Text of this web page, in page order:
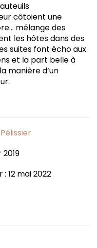
côtoient une
mélange des
les hôtes dans des
suites font écho aux
et la part belle à
manière d’un
12 mai 2022